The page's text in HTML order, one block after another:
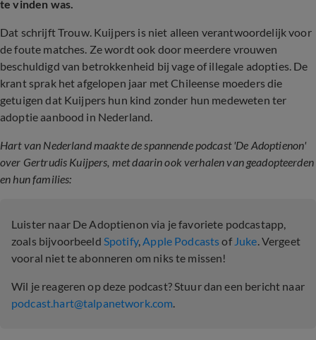
te vinden was.
Dat schrijft Trouw. Kuijpers is niet alleen verantwoordelijk voor
de foute matches. Ze wordt ook door meerdere vrouwen
beschuldigd van betrokkenheid bij vage of illegale adopties. De
krant sprak het afgelopen jaar met Chileense moeders die
getuigen dat Kuijpers hun kind zonder hun medeweten ter
adoptie aanbood in Nederland.
Hart van Nederland maakte de spannende podcast 'De Adoptienon'
over Gertrudis Kuijpers, met daarin ook verhalen van geadopteerden
en hun families:
Luister naar De Adoptienon via je favoriete podcastapp,
zoals bijvoorbeeld Spotify,Apple Podcastsof Juke. Vergeet
vooral niet te abonneren om niks te missen!
Wil je reageren op deze podcast? Stuur dan een bericht naar
podcast.hart@talpanetwork.com.